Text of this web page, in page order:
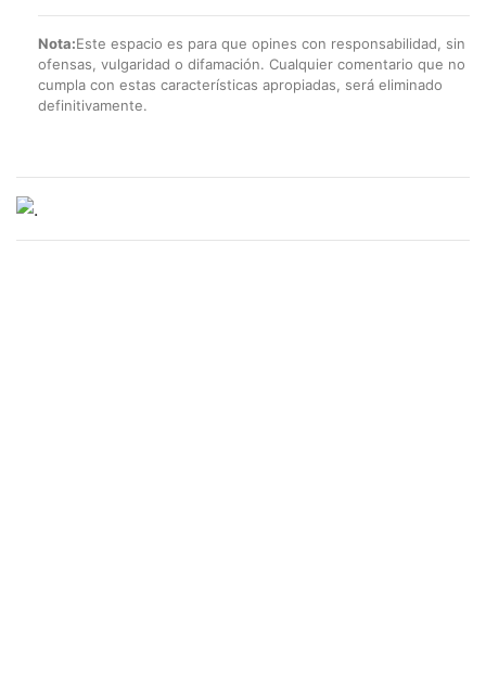
Nota:Este espacio es para que opines con responsabilidad, sin
ofensas, vulgaridad o difamación. Cualquier comentario que no
cumpla con estas características apropiadas, será eliminado
definitivamente.